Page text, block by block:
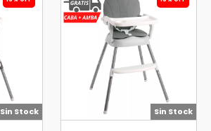
Sin Stock Sin Stock